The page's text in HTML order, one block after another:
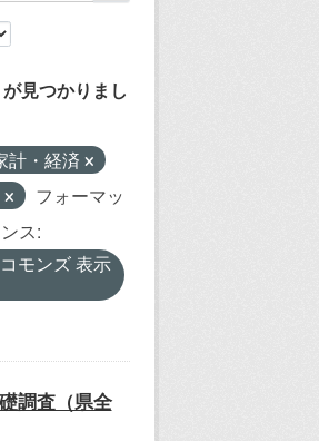
見つかりまし
計・経済
フォーマッ
ス:
モンズ 表示
調査（県全